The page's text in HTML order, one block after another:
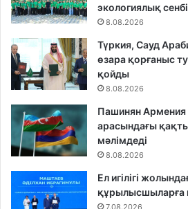
экологиялық
8.08.2026
Түркия, Сауд
өзара қорғаныс
қойды
8.08.2026
Пашинян
арасындағы
мәлімдеді
8.08.2026
Ел игілігі
құрылысшыларға